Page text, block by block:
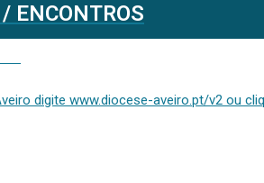
ENCONTROS
digite www.diocese-aveiro.pt/v2 ou